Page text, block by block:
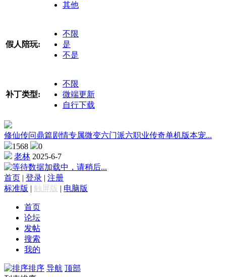
其他
假人陪玩:
不限
是
不是
补丁类型:
不限
微端更新
自行下载
修仙传问鼎篇剧情专属微变六门派六职业传奇单机版本宠...
1568
0
老林 2025-6-7
数据加载中，请稍后...
首页 | 登录 | 注册
标准版 | 触屏版 | 电脑版
首页
论坛
发帖
搜索
我的
排序 导航 顶部